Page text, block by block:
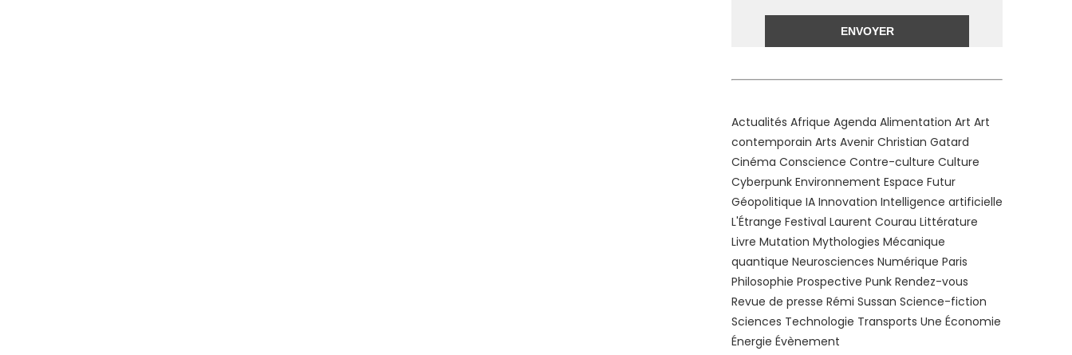
Actualités Afrique Agenda Alimentation Art Art
contemporain Arts Avenir Christian Gatard
Cinéma Conscience Contre-culture Culture
Cyberpunk Environnement Espace Futur
Géopolitique IA Innovation Intelligence artificielle
L'Étrange Festival Laurent Courau Littérature
Livre Mutation Mythologies Mécanique
quantique Neurosciences Numérique Paris
Philosophie Prospective Punk Rendez-vous
Revue de presse Rémi Sussan Science-fiction
Sciences Technologie Transports Une Économie
Énergie Évènement